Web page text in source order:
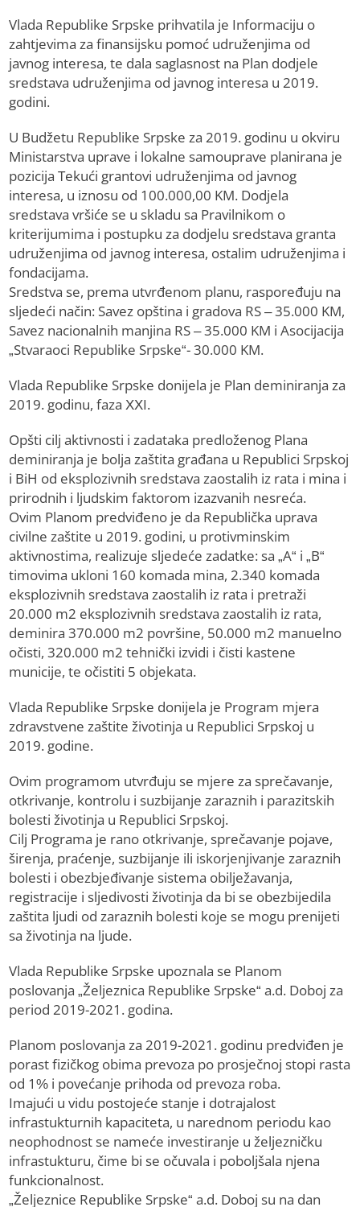
Vlada Republike Srpske prihvatila je Informaciju o
zahtjevima za finansijsku pomoć udruženjima od
javnog interesa, te dala saglasnost na Plan dodjele
sredstava udruženjima od javnog interesa u 2019.
godini.
U Budžetu Republike Srpske za 2019. godinu u okviru
Ministarstva uprave i lokalne samouprave planirana je
pozicija Tekući grantovi udruženjima od javnog
interesa, u iznosu od 100.000,00 KM. Dodjela
sredstava vršiće se u skladu sa Pravilnikom o
kriterijumima i postupku za dodjelu sredstava granta
udruženjima od javnog interesa, ostalim udruženjima i
fondacijama.
Sredstva se, prema utvrđenom planu, raspoređuju na
sljedeći način: Savez opština i gradova RS – 35.000 KM,
Savez nacionalnih manjina RS – 35.000 KM i Asocijacija
„Stvaraoci Republike Srpske“- 30.000 KM.
Vlada Republike Srpske donijela je Plan deminiranja za
2019. godinu, faza XXI.
Opšti cilj aktivnosti i zadataka predloženog Plana
deminiranja je bolja zaštita građana u Republici Srpskoj
i BiH od eksplozivnih sredstava zaostalih iz rata i mina i
prirodnih i ljudskim faktorom izazvanih nesreća.
Ovim Planom predviđeno je da Republička uprava
civilne zaštite u 2019. godini, u protivminskim
aktivnostima, realizuje sljedeće zadatke: sa „A“ i „B“
timovima ukloni 160 komada mina, 2.340 komada
eksplozivnih sredstava zaostalih iz rata i pretraži
20.000 m2 eksplozivnih sredstava zaostalih iz rata,
deminira 370.000 m2 površine, 50.000 m2 manuelno
očisti, 320.000 m2 tehnički izvidi i čisti kastene
municije, te očistiti 5 objekata.
Vlada Republike Srpske donijela je Program mjera
zdravstvene zaštite životinja u Republici Srpskoj u
2019. godine.
Ovim programom utvrđuju se mjere za sprečavanje,
otkrivanje, kontrolu i suzbijanje zaraznih i parazitskih
bolesti životinja u Republici Srpskoj.
Cilj Programa je rano otkrivanje, sprečavanje pojave,
širenja, praćenje, suzbijanje ili iskorjenjivanje zaraznih
bolesti i obezbjeđivanje sistema obilježavanja,
registracije i sljedivosti životinja da bi se obezbijedila
zaštita ljudi od zaraznih bolesti koje se mogu prenijeti
sa životinja na ljude.
Vlada Republike Srpske upoznala se Planom
poslovanja „Željeznica Republike Srpske“ a.d. Doboj za
period 2019-2021. godina.
Planom poslovanja za 2019-2021. godinu predviđen je
porast fizičkog obima prevoza po prosječnoj stopi rasta
od 1% i povećanje prihoda od prevoza roba.
Imajući u vidu postojeće stanje i dotrajalost
infrastukturnih kapaciteta, u narednom periodu kao
neophodnost se nameće investiranje u željezničku
infrastukturu, čime bi se očuvala i poboljšala njena
funkcionalnost.
„Željeznice Republike Srpske“ a.d. Doboj su na dan